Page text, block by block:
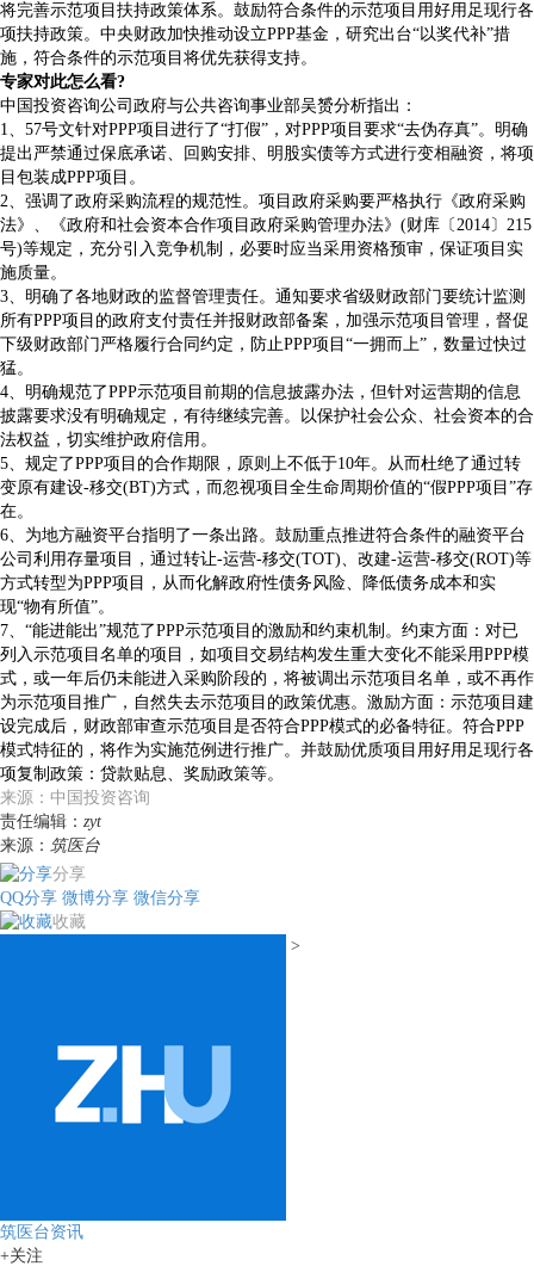
将完善示范项目扶持政策体系。鼓励符合条件的示范项目用好用足现行各
项扶持政策。中央财政加快推动设立PPP基金，研究出台“以奖代补”措
施，符合条件的示范项目将优先获得支持。
专家对此怎么看?
中国投资咨询公司政府与公共咨询事业部吴赟分析指出：
1、57号文针对PPP项目进行了“打假”，对PPP项目要求“去伪存真”。明确
提出严禁通过保底承诺、回购安排、明股实债等方式进行变相融资，将项
目包装成PPP项目。
2、强调了政府采购流程的规范性。项目政府采购要严格执行《政府采购
法》、《政府和社会资本合作项目政府采购管理办法》(财库〔2014〕215
号)等规定，充分引入竞争机制，必要时应当采用资格预审，保证项目实
施质量。
3、明确了各地财政的监督管理责任。通知要求省级财政部门要统计监测
所有PPP项目的政府支付责任并报财政部备案，加强示范项目管理，督促
下级财政部门严格履行合同约定，防止PPP项目“一拥而上”，数量过快过
猛。
4、明确规范了PPP示范项目前期的信息披露办法，但针对运营期的信息
披露要求没有明确规定，有待继续完善。以保护社会公众、社会资本的合
法权益，切实维护政府信用。
5、规定了PPP项目的合作期限，原则上不低于10年。从而杜绝了通过转
变原有建设-移交(BT)方式，而忽视项目全生命周期价值的“假PPP项目”存
在。
6、为地方融资平台指明了一条出路。鼓励重点推进符合条件的融资平台
公司利用存量项目，通过转让-运营-移交(TOT)、改建-运营-移交(ROT)等
方式转型为PPP项目，从而化解政府性债务风险、降低债务成本和实
现“物有所值”。
7、“能进能出”规范了PPP示范项目的激励和约束机制。约束方面：对已
列入示范项目名单的项目，如项目交易结构发生重大变化不能采用PPP模
式，或一年后仍未能进入采购阶段的，将被调出示范项目名单，或不再作
为示范项目推广，自然失去示范项目的政策优惠。激励方面：示范项目建
设完成后，财政部审查示范项目是否符合PPP模式的必备特征。符合PPP
模式特征的，将作为实施范例进行推广。并鼓励优质项目用好用足现行各
项复制政策：贷款贴息、奖励政策等。
来源：中国投资咨询
责任编辑： zyt
来源： 筑医台
分享
QQ分享 微博分享 微信分享
收藏
>
筑医台资讯
+关注